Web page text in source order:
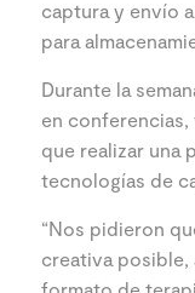
captura y envío
para
Durante la
en
que realizar una
tecnologías de
“Nos pidieron
creativa posible,